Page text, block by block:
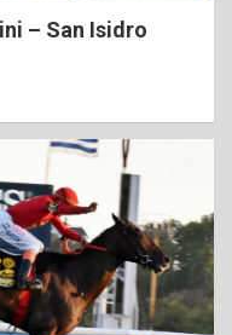
– San Isidro